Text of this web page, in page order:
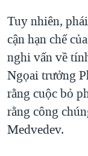
THỂ THAO
GIÁO DỤC
GROUND
CHI PHÍ CHIẾN
CÁC GIÁ TRỊ
THƯỢNG ĐỈNH
TRỊNH VĨNH
NGƯ DÂN VIỆT
Tuy nhiên,
cận hạn chế
nghi vấn về
Ngọai trưởng
rằng cuộc bỏ
rằng công
Medvedev.